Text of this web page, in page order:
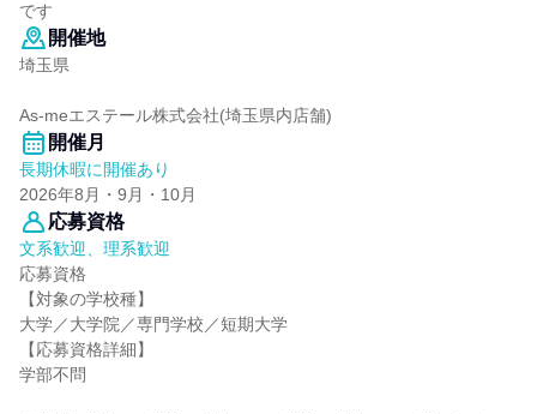
です
開催地
埼玉県
As-meエステール株式会社(埼玉県内店舗)
開催月
長期休暇に開催あり
2026年8月・9月・10月
応募資格
文系歓迎、理系歓迎
応募資格
【対象の学校種】
大学／大学院／専門学校／短期大学
【応募資格詳細】
学部不問